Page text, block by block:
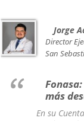
Jorge
Director
San
más
En su